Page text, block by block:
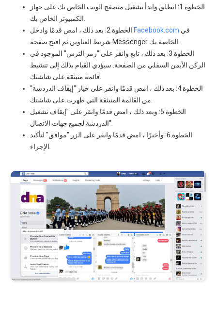
الخطوة 1: انطلق وابدأ تشغيل متصفح الويب الخاص بك على جهاز
Facebook.com
الخطوة 3: بعد ذلك ، تابع وانقر على "رمز الترس" الموجود في
الركن الأيمن السفلي من الصفحة. سيؤدي القيام بذلك إلى تنشيط
الخطوة 4: بعد ذلك ، امض قدمًا وانقر على خيار "إيقاف الدردشة"
الخطوة 5: وبعد ذلك ، امض قدمًا وانقر على "إيقاف تشغيل
الدردشة لجميع جهات الاتصال".
الخطوة 6: وأخيرًا ، امض قدمًا وانقر على الزر "موافق" لتأكيد